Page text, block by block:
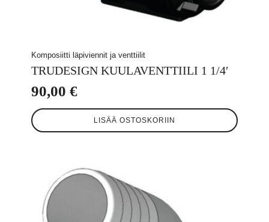
Komposiitti läpiviennit ja venttiilit
TRUDESIGN KUULAVENTTIILI 1 1/4′
90,00 €
LISÄÄ OSTOSKORIIN